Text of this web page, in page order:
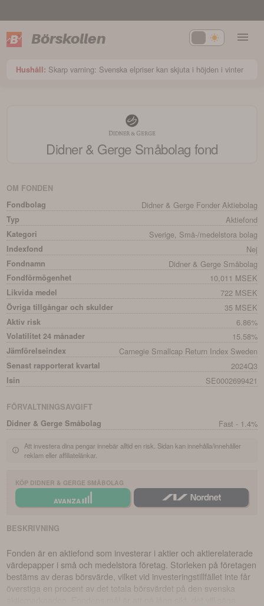
Börskollen
Hushåll: Skarp varning: Svenska elpriser kan skjuta i höjden i vinter
Didner & Gerge Småbolag fond
OM FONDEN
Fondbolag
Didner & Gerge Fonder Aktiebolag
Typ Aktiefond
Kategori Sverige, Små-/medelstora bolag
Indexfond Nej
Fondnamn Didner & Gerge Småbolag
Fondförmögenhet 10,011 MSEK
Likvida medel 722 MSEK
Övriga tillgångar och skulder 35 MSEK
Aktiv risk 6.86%
Volatilitet 24 månader 15.58%
Jämförelseindex Carnegie Smallcap Return Index Sweden
Senast rapporterat kvartal 2024Q3
Isin SE0002699421
FÖRVALTNINGSAVGIFT
Didner & Gerge Småbolag
Fast - 1.4%
Att investera dina pengar innebär alltid en risk. Sidan kan innehålla/innehåller
reklam eller affiliatelänkar.
KÖP DIDNER & GERGE SMÅBOLAG
BESKRIVNING
Fonden är en aktiefond som investerar i aktier och aktierelaterade
värdepapper i små och medelstora företag. Storleken på företagen
bestäms av deras börsvärde, vilket vid investeringstillfället inte får
överstiga en procent av det totala börsvärdet på den svenska